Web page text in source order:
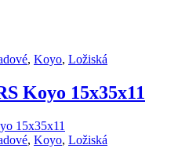
, Koyo, Ložiská
Koyo 15x35x11
, Koyo, Ložiská